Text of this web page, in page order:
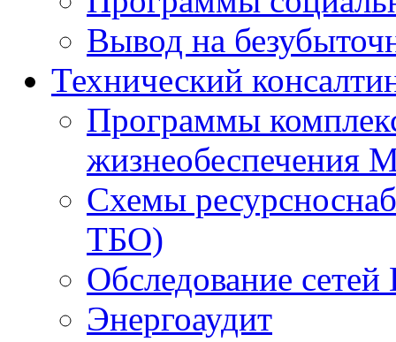
Вывод на
Технический
Программы
жизнеобеспечения
Схемы
ТБО)
Обследование
Энергоаудит